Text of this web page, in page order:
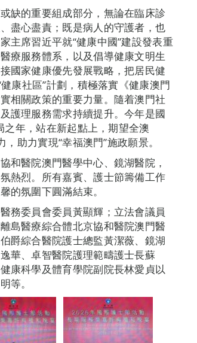
缺的重要組成部分，無論在臨床診
盡心盡責；既是病人的守護者，也
主席習近平就“健康中國”建設發表重
療服務體系，以及倡導健康文明生
國家健康優先發展戰略，把居民健
康社區”計劃，積極落實《健康澳門
相關政策的重要力量。隨着澳門社
護理服務需求持續提升。今年是國
之年，站在新起點上，期望全澳
助力實現“幸福澳門”施政願景。
和醫院澳門醫學中心、鏡湖醫院，
熱烈。所有嘉賓、護士節籌備工作
的氛圍下圓滿結束。
務委員會委員黃顯輝；立法會議員
島醫療綜合體北京協和醫院澳門醫
爵綜合醫院護士總監黃潔薇、鏡湖
華、卓智醫院護理範疇護士長蘇
康科學及體育學院副院長林愛貞以
等。